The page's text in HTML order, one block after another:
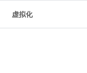
虚拟化